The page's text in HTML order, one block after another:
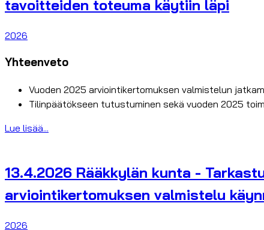
tavoitteiden toteuma käytiin läpi
2026
Yhteenveto
Vuoden 2025 arviointikertomuksen valmistelun
Tilinpäätökseen tutustuminen sekä vuoden 2025
Lue lisää...
13.4.2026 Rääkkylän kunta -
arviointikertomuksen valmistelu
2026